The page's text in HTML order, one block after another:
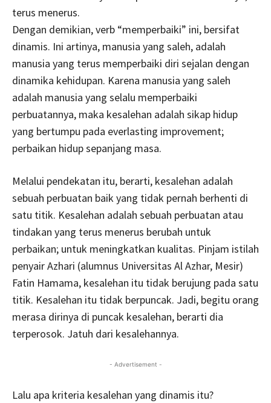
terus menerus.
Dengan demikian, verb “memperbaiki” ini, bersifat
dinamis. Ini artinya, manusia yang saleh, adalah
manusia yang terus memperbaiki diri sejalan dengan
dinamika kehidupan. Karena manusia yang saleh
adalah manusia yang selalu memperbaiki
perbuatannya, maka kesalehan adalah sikap hidup
yang bertumpu pada everlasting improvement;
perbaikan hidup sepanjang masa.
Melalui pendekatan itu, berarti, kesalehan adalah
sebuah perbuatan baik yang tidak pernah berhenti di
satu titik. Kesalehan adalah sebuah perbuatan atau
tindakan yang terus menerus berubah untuk
perbaikan; untuk meningkatkan kualitas. Pinjam istilah
penyair Azhari (alumnus Universitas Al Azhar, Mesir)
Fatin Hamama, kesalehan itu tidak berujung pada satu
titik. Kesalehan itu tidak berpuncak. Jadi, begitu orang
merasa dirinya di puncak kesalehan, berarti dia
terperosok. Jatuh dari kesalehannya.
- Advertisement -
Lalu apa kriteria kesalehan yang dinamis itu?